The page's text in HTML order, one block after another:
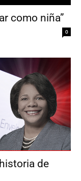
como niña”
0
de